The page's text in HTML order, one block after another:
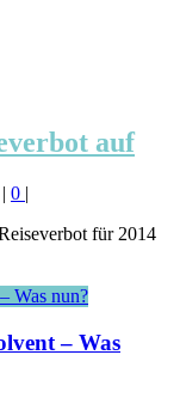
auf
| 0 |
für 2014
– Was